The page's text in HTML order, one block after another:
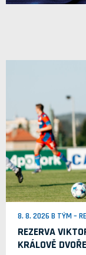
8. 8. 2026 B TÝM –
REZERVA
KRÁLOVĚ DVOŘE